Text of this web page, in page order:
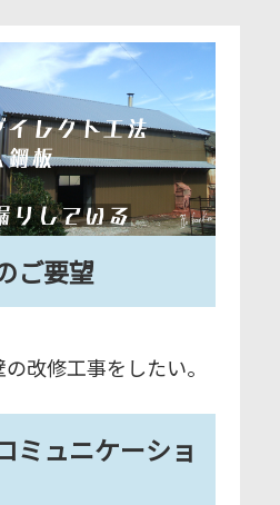
ご要望
改修工事をしたい。
ミュニケーショ